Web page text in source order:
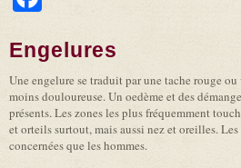
Engelures
Une engelure se traduit par une tache rouge
moins douloureuse. Un oedème et des
présents. Les zones les plus fréquemment
et orteils surtout, mais aussi nez et oreilles.
concernées que les hommes.